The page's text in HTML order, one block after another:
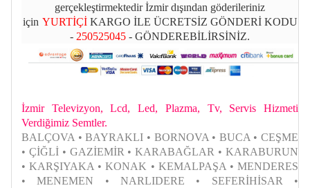
gerçekleştirmektedir İzmir dışından göderileriniz
için YURTİÇİ KARGO İLE ÜCRETSİZ GÖNDERİ KODU
- 250525045 - GÖNDEREBİLİRSİNİZ.
İzmir Televizyon, Lcd, Led, Plazma, Tv, Servis Hizmeti
Verdiğimiz Semtler.
BALÇOVA • BAYRAKLI • BORNOVA • BUCA • CEŞME
• ÇİĞLİ • GAZİEMİR • KARABAĞLAR • KARABURUN
• KARŞIYAKA • KONAK • KEMALPAŞA • MENDERES
• MENEMEN • NARLIDERE • SEFERİHİSAR •